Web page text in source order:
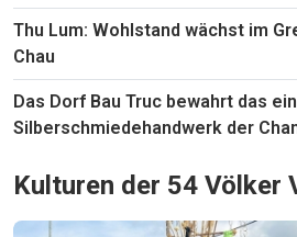
Thu Lum: Wohlstand wächst im
Chau
Das Dorf Bau Truc bewahrt das
Silberschmiedehandwerk der
Kulturen der 54 Völker